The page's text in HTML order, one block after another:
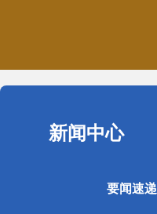
新闻中心
要闻速递